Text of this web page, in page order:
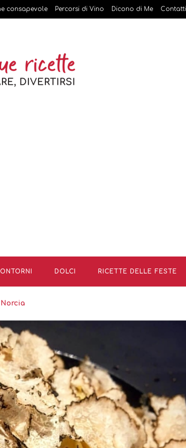
consapevole Percorsi di Vino Dicono di Me Contatti
DOLCI RICETTE DELLE FESTE